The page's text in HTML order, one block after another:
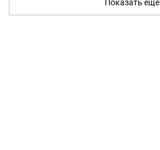
Показать ещё